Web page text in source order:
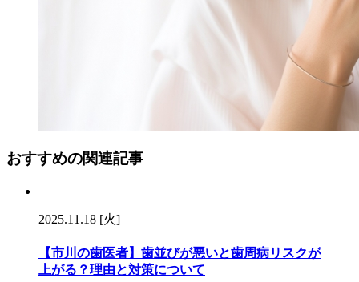
おすすめの関連記事
2025.11.18 [火]
【市川の歯医者】歯並びが悪いと歯周病リスクが
上がる？理由と対策について